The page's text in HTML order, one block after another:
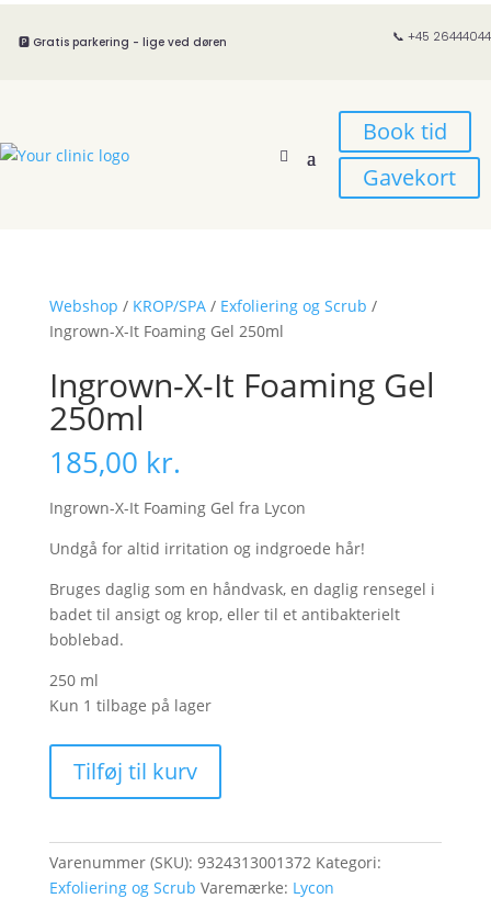
🅿️ Gratis parkering - lige ved døren 📞 +45 26444044
Book tid
Gavekort
Webshop / KROP/SPA/ Exfoliering og Scrub /
Ingrown-X-It Foaming Gel 250ml
Ingrown-X-It Foaming Gel
250ml
185,00 kr.
Ingrown-X-It Foaming Gel fra Lycon
Undgå for altid irritation og indgroede hår!
Bruges daglig som en håndvask, en daglig rensegel i
badet til ansigt og krop, eller til et antibakterielt
boblebad.
250 ml
Kun 1 tilbage på lager
It
Gel
250ml
Tilføj til kurv
Varenummer (SKU): 9324313001372 Kategori:
Exfoliering og Scrub Varemærke: Lycon